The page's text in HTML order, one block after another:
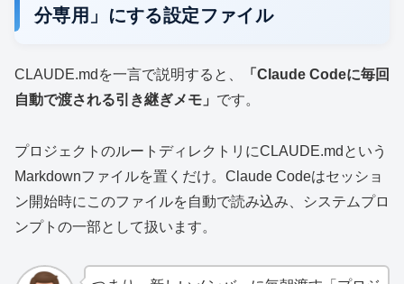
分専用」にする設定ファイル
CLAUDE.mdを一言で説明すると、
「Claude Codeに毎回
自動で渡される引き継ぎメモ」 です。
プロジェクトのルートディレクトリにCLAUDE.mdという
Markdownファイルを置くだけ。Claude Codeはセッショ
ン開始時にこのファイルを自動で読み込み、システムプロ
ンプトの一部として扱います。